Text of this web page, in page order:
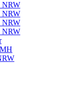
NRW
NRW
NRW
NRW